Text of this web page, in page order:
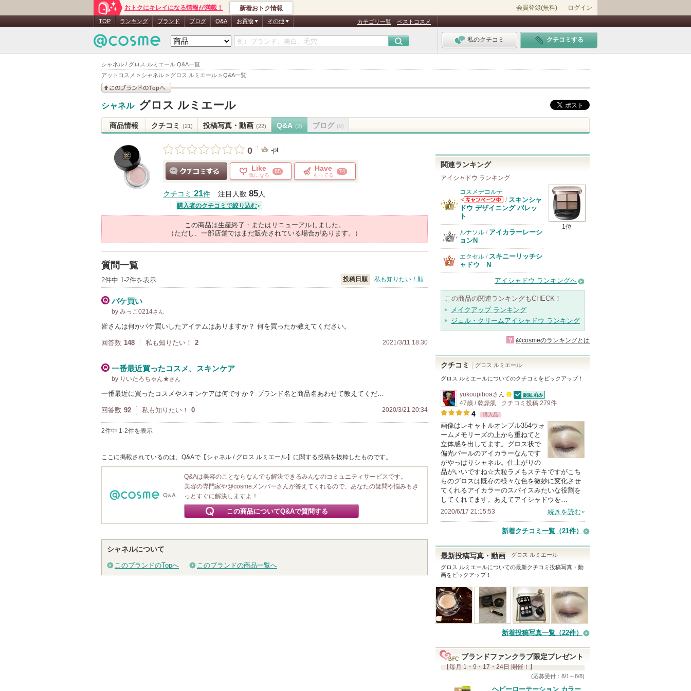
シャネル / グロス ルミエール Q&A一覧
アットコスメ > シャネル > グロス ルミエール > Q&A一覧
おトクにキレイになる情報が満載！ 新着おトク情報 会員登録(無料) ログイン
TOP ランキング ブランド ブログ Q&A お買物 その他 カテゴリ一覧 ベストコスメ
私のクチコミ クチコミする
このブランドの情報を
シャネル グロス ルミエール
商品情報 クチコミ (21) 投稿写真・動画 (22) Q&A (2) ブログ (0)
0 -pt
Like
気になる
85 Have
もってる
74
クチコミ 21件 注目人数 85人
購入者のクチコミで絞り込む
この商品は生産終了・またはリニューアルしました。
（ただし、一部店舗ではまだ販売されている場合があります。）
質問一覧
2件中 1-2件を表示 投稿日順 私も知りたい！順
パケ買い
by みっこ0214さん
皆さんは何かパケ買いしたアイテムはありますか？ 何を買ったか教えてください。
回答数 148 私も知りたい！ 2 2021/3/11 18:30
一番最近買ったコスメ、スキンケア
by りいたろちゃん★さん
一番最近に買ったコスメやスキンケアは何ですか？ ブランド名と商品名あわせて教えてくだ…
回答数 92 私も知りたい！ 0 2020/3/21 20:34
2件中 1-2件を表示
ここに掲載されているのは、Q&Aで【シャネル / グロス ルミエール】に関する投稿を抜粋したものです。
Q&Aは美容のことならなんでも解決できるみんなのコミュニティサービスです。
美容の専門家や@cosmeメンバーさんが答えてくれるので、あなたの疑問や悩みもき
っとすぐに解決しますよ！
この商品についてQ&Aで質問する
シャネルについて
このブランドのTopへ このブランドの商品一覧へ
関連ランキング
アイシャドウ ランキング
1位
コスメデコルテ
コスメデコルテ
からのお知らせ
/ スキンシャ
ドウ デザイニング パレッ
ト
ルナソル / アイカラーレーシ
ョンN
エクセル / スキニーリッチシ
ャドウ N
アイシャドウ ランキングへ
この商品の関連ランキングもCHECK！
メイクアップ ランキング
ジェル・クリームアイシャドウ ランキング
? @cosmeのランキングとは
クチコミ グロス ルミエール
グロス ルミエールについてのクチコミをピックアップ！
yukoupiboaさん
100
以
上
の
メ
ン
バ
ー
お
に
登
れ
て
い
ま
認証済
47歳 / 乾燥肌 クチコミ投稿 279件
4 購入品
画像はレキャトルオンブル354ウォ
ームメモリーズの上から重ねてと
立体感を出してます。グロス状で
偏光パールのアイカラーなんです
がやっぱりシャネル。仕上がりの
品がいいですね☆大粒ラメもステキですがこち
らのグロスは既存の様々な色を微妙に変化させ
てくれるアイカラーのスパイスみたいな役割を
してくれてます。あえてアイシャドウを…
2020/6/17 21:15:53 続きを読む
新着クチコミ一覧 （21件）
最新投稿写真・動画
グロス ルミエール
グロス ルミエールについての最新クチコミ投稿写真・動
画をピックアップ！
新着投稿写真一覧（22件）
ブランドファンクラブ限定プレゼント
【毎月 1・9・17・24日 開催！】
(応募受付：8/1～8/8)
ヘビーローテーション カラー